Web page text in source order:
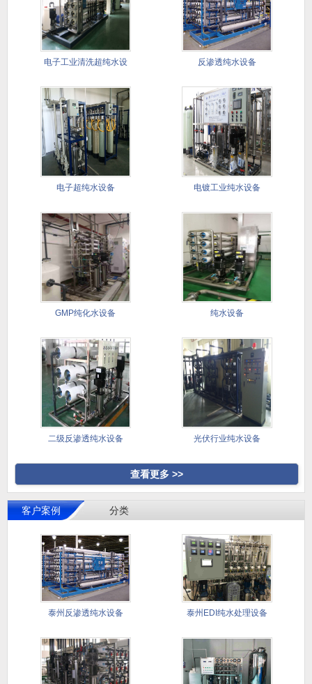
电子工业清洗超纯水设 反渗透纯水设备
电子超纯水设备 电镀工业纯水设备
GMP纯化水设备 纯水设备
二级反渗透纯水设备 光伏行业纯水设备
查看更多 >>
客户案例 分类
泰州反渗透纯水设备 泰州EDI纯水处理设备